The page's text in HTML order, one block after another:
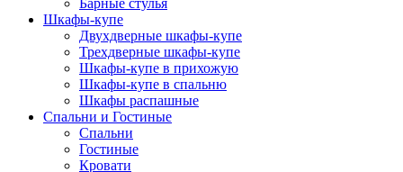
Барные стулья
Шкафы-купе
Двухдверные шкафы-купе
Трехдверные шкафы-купе
Шкафы-купе в прихожую
Шкафы-купе в спальню
Шкафы распашные
Спальни и Гостиные
Спальни
Гостиные
Кровати